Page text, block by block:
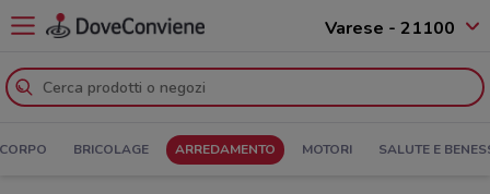
Varese - 21100
BRICOLAGE ARREDAMENTO MOTORI SALUTE E